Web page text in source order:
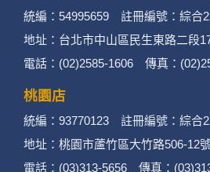
統編：54995659 註冊編號：綜合
地址：台北市中山區民生東路二段
電話：(02)2585-1606 傳真：
桃園店
統編：93770123 註冊編號：綜合
地址：桃園市蘆竹區大竹路506-12
電話：(03)313-5656 傳真：